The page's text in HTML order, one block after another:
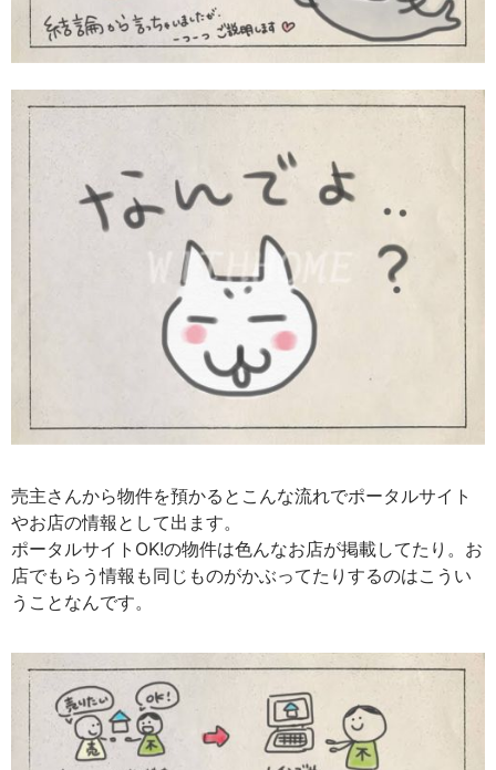
売主さんから物件を預かるとこんな流れでポータルサイト
やお店の情報として出ます。
ポータルサイトOK!の物件は色んなお店が掲載してたり。お
店でもらう情報も同じものがかぶってたりするのはこうい
うことなんです。